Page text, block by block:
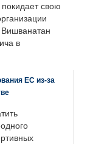
свою
в
ЕС из-за